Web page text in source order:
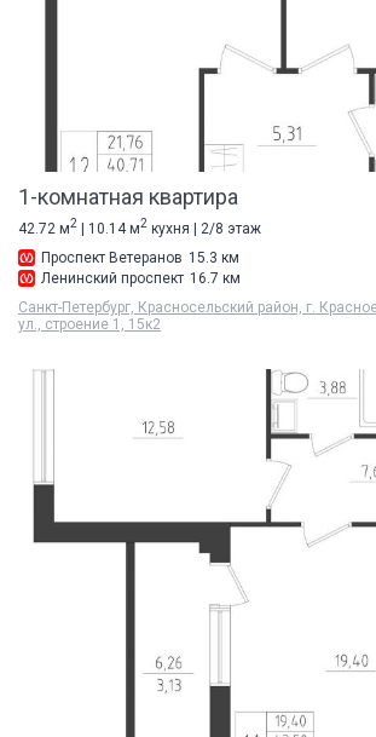
1-комнатная квартира
42.72 м2 | 10.14 м2 кухня | 2/8 этаж
Проспект Ветеранов 15.3 км
Ленинский проспект 16.7 км
Санкт-Петербург, Красносельский район, г.
ул., строение 1, 15к2